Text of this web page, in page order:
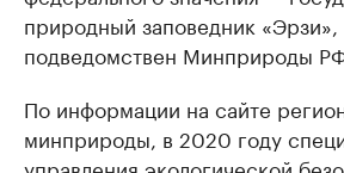
природный заповедник
подведомствен Минприроды
По информации на сайте
минприроды, в 2020 году